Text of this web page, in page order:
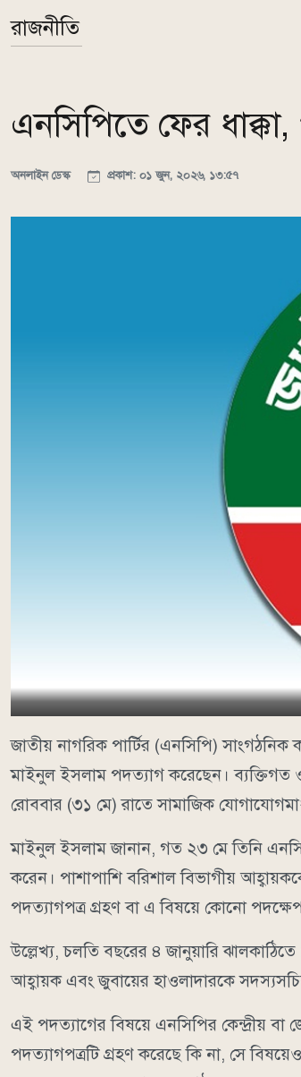
রাজনীতি
এনসিপিতে ফের
অনলাইন ডেস্ক প্রকাশ: ০১ জুন, ২০২৬, ১৩:৫৭
জাতীয় নাগরিক পার্টির (এনসিপি)
মাইনুল ইসলাম পদত্যাগ করেছেন। ব্যক্তিগত ও
রোববার (৩১ মে) রাতে সামাজিক
মাইনুল ইসলাম জানান, গত ২৩ মে তিনি
করেন। পাশাপাশি বরিশাল বিভাগীয়
পদত্যাগপত্র গ্রহণ বা এ বিষয়ে কোনো পদক্ষেপ
উল্লেখ্য, চলতি বছরের ৪ জানুয়ারি
আহ্বায়ক এবং জুবায়ের হাওলাদারকে
এই পদত্যাগের বিষয়ে এনসিপির কেন্দ্রীয় বা
পদত্যাগপত্রটি গ্রহণ করেছে কি না, সে